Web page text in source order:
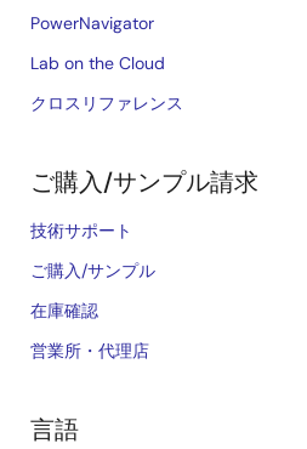
PowerNavigator
Lab on the Cloud
クロスリファレンス
ご購入/サンプル請求
技術サポート
ご購入/サンプル
在庫確認
営業所・代理店
言語